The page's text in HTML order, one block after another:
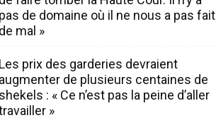
de domaine où il ne nous a pas fait
mal »
prix des garderies devraient
de plusieurs centaines de
: « Ce n’est pas la peine d’aller
»